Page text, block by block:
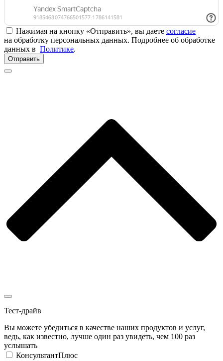
Нажимая на кнопку «Отправить», вы даете согласие
на обработку персональных данных. Подробнее об обработке
данных в Политике.
Отправить
Тест-драйв
Вы можете убедиться в качестве наших продуктов и услуг,
ведь, как известно, лучше один раз увидеть, чем 100 раз
услышать
КонсультантПлюс